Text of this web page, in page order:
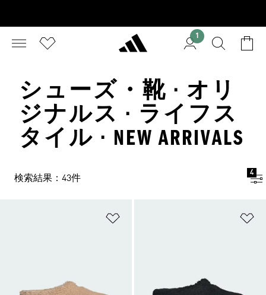
1
シューズ・靴 · オリ
ジナルス · ライフス
タイル · NEW ARRIVALS
検索結果：43件
4